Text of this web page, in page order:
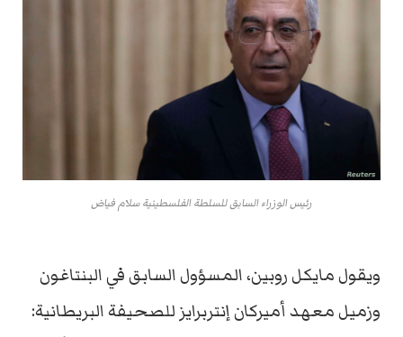
رئيس الوزراء السابق للسلطة الفلسطينية سلام فياض
ويقول مايكل روبين، المسؤول السابق في البنتاغون
وزميل معهد أميركان إنتربرايز للصحيفة البريطانية: